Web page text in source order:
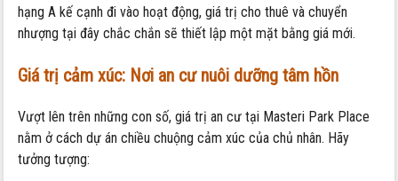
hạng A kế cạnh đi vào hoạt động, giá trị cho thuê và chuyển
nhượng tại đây chắc chắn sẽ thiết lập một mặt bằng giá mới.
Giá trị cảm xúc: Nơi an cư nuôi dưỡng tâm hồn
Vượt lên trên những con số, giá trị an cư tại Masteri Park Place
nằm ở cách dự án chiều chuộng cảm xúc của chủ nhân. Hãy
tưởng tượng: